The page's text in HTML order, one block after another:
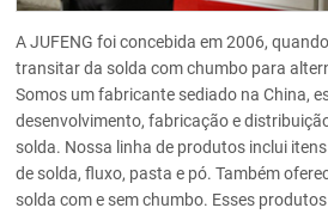
A JUFENG foi concebida em 2006,
transitar da solda com chumbo para
Somos um fabricante sediado na China,
desenvolvimento, fabricação e
solda. Nossa linha de produtos inclui
de solda, fluxo, pasta e pó. Também
solda com e sem chumbo. Esses